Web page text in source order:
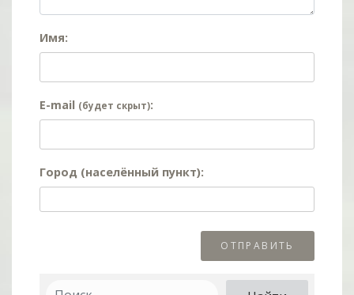
Имя:
E-mail (будет скрыт):
Город (населённый пункт):